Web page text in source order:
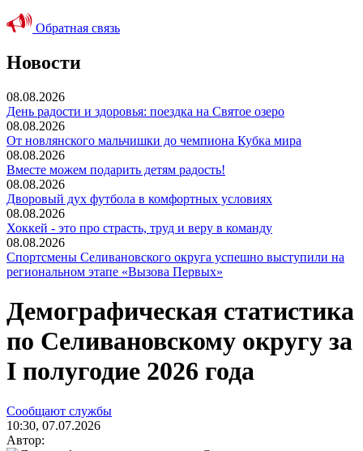
Обратная связь
Новости
08.08.2026
День радости и здоровья: поездка на Святое озеро
08.08.2026
От новлянского мальчишки до чемпиона Кубка мира
08.08.2026
Вместе можем подарить детям радость!
08.08.2026
Дворовый дух футбола в комфортных условиях
08.08.2026
Хоккей - это про страсть, труд и веру в команду
08.08.2026
Спортсмены Селивановского округа успешно выступили на
региональном этапе «Вызова Первых»
Демографическая статистика
по Селивановскому округу за
I полугодие 2026 года
Сообщают службы
10:30, 07.07.2026
Автор: